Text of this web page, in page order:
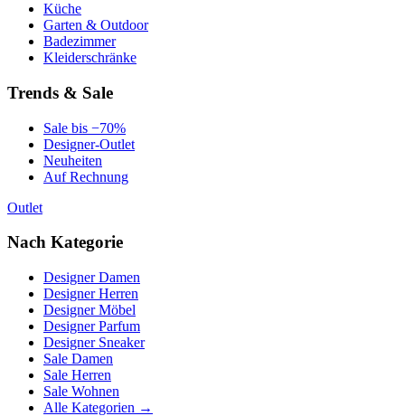
Küche
Garten & Outdoor
Badezimmer
Kleiderschränke
Trends & Sale
Sale bis −70%
Designer-Outlet
Neuheiten
Auf Rechnung
Outlet
Nach Kategorie
Designer Damen
Designer Herren
Designer Möbel
Designer Parfum
Designer Sneaker
Sale Damen
Sale Herren
Sale Wohnen
Alle Kategorien →